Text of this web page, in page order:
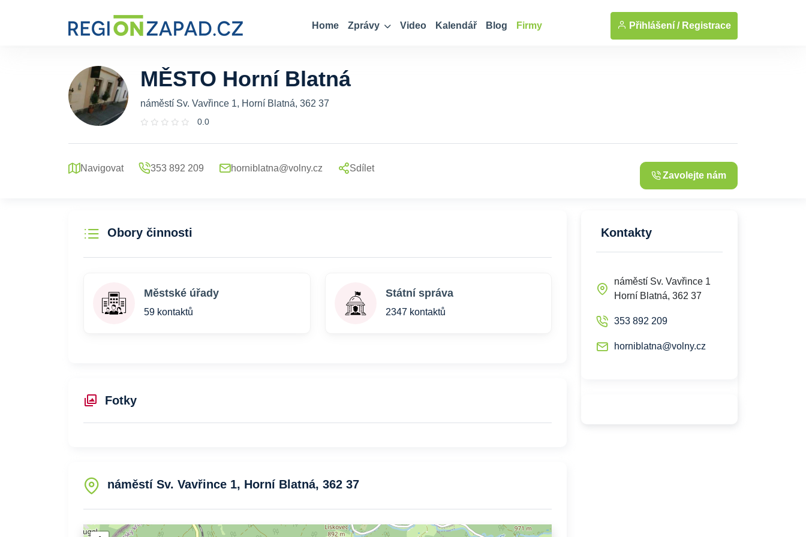
Home Zprávy Video Kalendář Blog Firmy Přihlášení / Registrace
... Zobrazit fotografie
MĚSTO Horní Blatná
náměstí Sv. Vavřince 1, Horní Blatná, 362 37
0.0
Navigovat 353 892 209 horniblatna@volny.cz Sdílet
Zavolejte nám
Obory činnosti
Městské úřady
59 kontaktů
Státní správa
2347 kontaktů
Fotky
náměstí Sv. Vavřince 1, Horní Blatná, 362 37
Kontakty
náměstí Sv. Vavřince 1
Horní Blatná, 362 37
353 892 209
horniblatna@volny.cz